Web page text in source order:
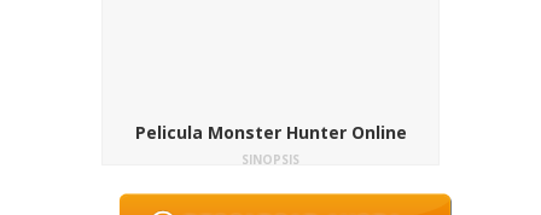
Pelicula Monster Hunter Online
SINOPSIS
humanos sean presas? Pues no te lo